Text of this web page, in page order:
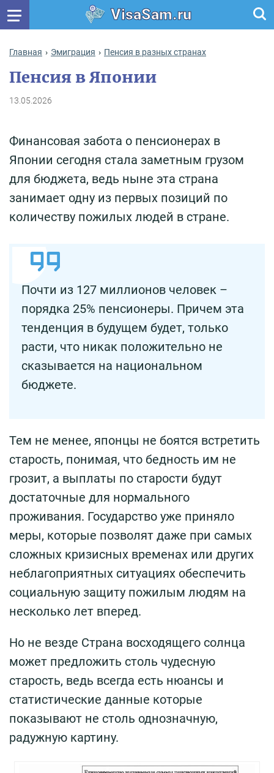
VisaSam.ru
Главная Эмиграция Пенсия в разных странах
Пенсия в Японии
13.05.2026
Финансовая забота о пенсионерах в
Японии сегодня стала заметным грузом
для бюджета, ведь ныне эта страна
занимает одну из первых позиций по
количеству пожилых людей в стране.
Почти из 127 миллионов человек –
порядка 25% пенсионеры. Причем эта
тенденция в будущем будет, только
расти, что никак положительно не
сказывается на национальном
бюджете.
Тем не менее, японцы не боятся встретить
старость, понимая, что бедность им не
грозит, а выплаты по старости будут
достаточные для нормального
проживания. Государство уже приняло
меры, которые позволят даже при самых
сложных кризисных временах или других
неблагоприятных ситуациях обеспечить
социальную защиту пожилым людям на
несколько лет вперед.
Но не везде Страна восходящего солнца
может предложить столь чудесную
старость, ведь всегда есть нюансы и
статистические данные которые
показывают не столь однозначную,
радужную картину.